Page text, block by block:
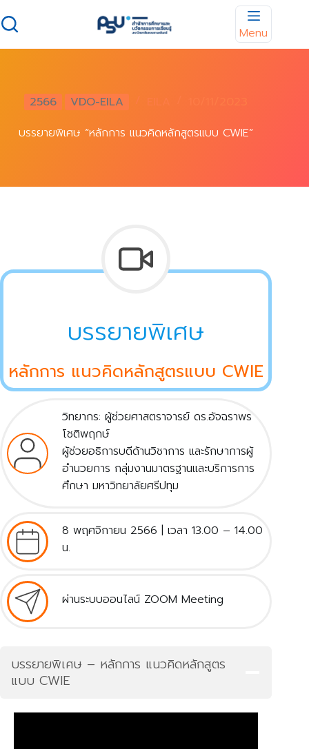
to
Menu
2566 VDO-EILA
บรรยายพิเศษ “หลักการ แนวคิดหลักสูตรแบบ CWIE”
บรรยายพิเศษ
หลักการ แนวคิดหลักสูตรแบบ CWIE
วิทยากร: ผู้ช่วยศาสตราจารย์ ดร.อัจฉราพร
โชติพฤกษ์
ผู้ช่วยอธิการบดีด้านวิชาการ และรักษาการผู้
อำนวยการ กลุ่มงานมาตรฐานและบริการการ
ศึกษา มหาวิทยาลัยศรีปทุม
8 พฤศจิกายน 2566 | เวลา 13.00 – 14.00
น.
ผ่านระบบออนไลน์ ZOOM Meeting
บรรยายพิเศษ – หลักการ แนวคิดหลักสูตร
แบบ CWIE